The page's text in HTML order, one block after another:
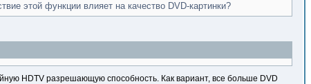
этой функции влияет на качество DVD-картинки?
HDTV разрешающую способность. Как вариант, все больше DVD